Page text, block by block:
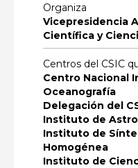
Organiza
Vicepresidencia
Científica y
Centros del CSIC
Centro Nacional
Oceanografía
Delegación del
Instituto de
Instituto de
Homogénea
Instituto de